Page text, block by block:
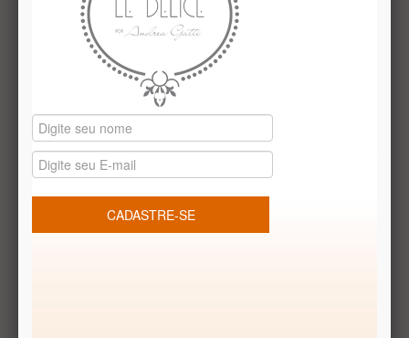
Quem Somos
Le Délice Atelier
Lista de comparação
Vale presentes
Produtos temáticos
REDES SOCIAIS